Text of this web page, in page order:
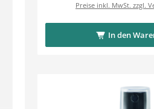
Preise inkl. MwSt. zzgl.
In den